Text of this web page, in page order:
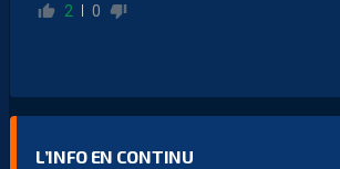
2 0
L’INFO EN CONTINU